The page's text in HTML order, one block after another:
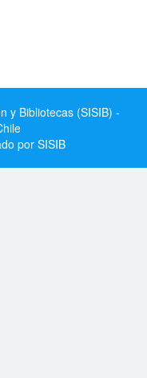
y Bibliotecas (SISIB) -
por SISIB